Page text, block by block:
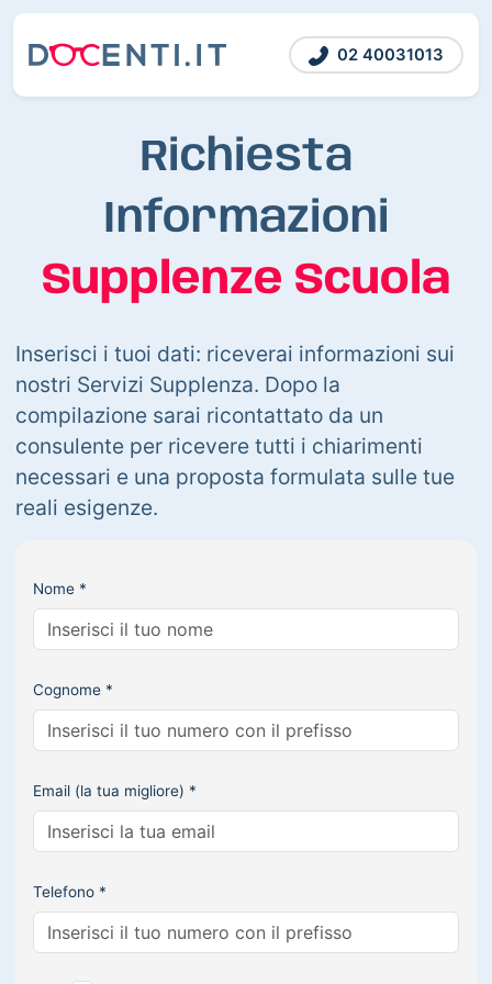
02 40031013
Richiesta
Informazioni
Supplenze Scuola
Inserisci i tuoi dati: riceverai informazioni sui
nostri Servizi Supplenza. Dopo la
compilazione sarai ricontattato da un
consulente per ricevere tutti i chiarimenti
necessari e una proposta formulata sulle tue
reali esigenze.
Nome *
Cognome *
Email (la tua migliore) *
Telefono *